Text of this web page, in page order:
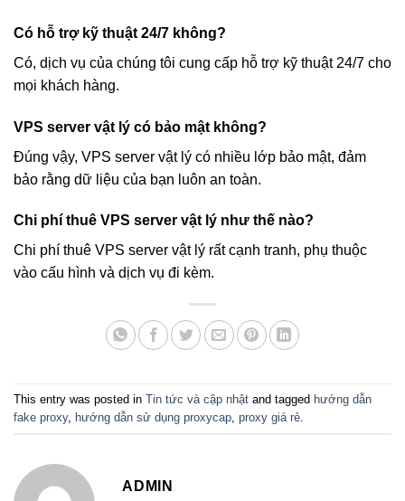
Có hỗ trợ kỹ thuật 24/7 không?
Có, dịch vụ của chúng tôi cung cấp hỗ trợ kỹ thuật 24/7 cho
mọi khách hàng.
VPS server vật lý có bảo mật không?
Đúng vậy, VPS server vật lý có nhiều lớp bảo mật, đảm
bảo rằng dữ liệu của bạn luôn an toàn.
Chi phí thuê VPS server vật lý như thế nào?
Chi phí thuê VPS server vật lý rất cạnh tranh, phụ thuộc
vào cấu hình và dịch vụ đi kèm.
This entry was posted in Tin tức và cập nhật and tagged hướng dẫn
fake proxy, hướng dẫn sử dụng proxycap proxy giá rẻ
ADMIN